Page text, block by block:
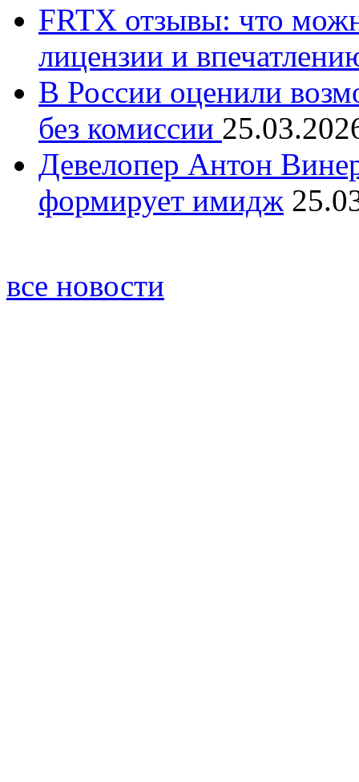
FRTX отзывы: что
лицензии и
В России оценили
без комиссии
Девелопер Антон
формирует имидж
все новости